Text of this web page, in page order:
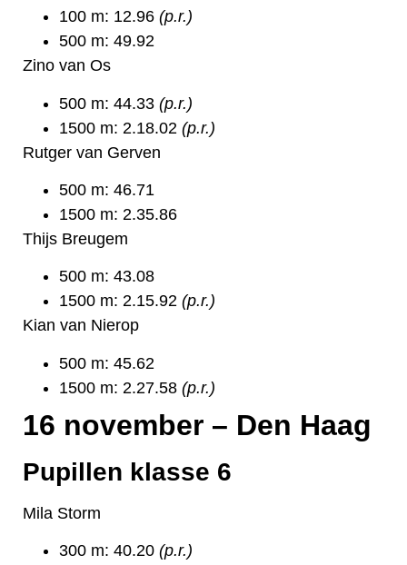
100 m: 12.96 (p.r.)
500 m: 49.92
Zino van Os
500 m: 44.33 (p.r.)
1500 m: 2.18.02 (p.r.)
Rutger van Gerven
500 m: 46.71
1500 m: 2.35.86
Thijs Breugem
500 m: 43.08
1500 m: 2.15.92 (p.r.)
Kian van Nierop
500 m: 45.62
1500 m: 2.27.58 (p.r.)
16 november – Den Haag
Pupillen klasse 6
Mila Storm
300 m: 40.20 (p.r.)